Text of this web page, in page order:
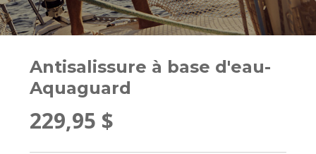
Antisalissure à base d'eau-
Aquaguard
229,95 $